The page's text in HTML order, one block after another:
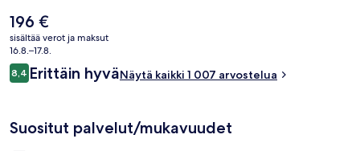
kävelymatkan päässä. Asiakkaat pitävät majoituspaikasta erityisesti
siksi, että se sijaitsee lähellä julkisen liikenteen yhteyksiä: Russell
Squaren metroasema sijaitsee 2 minuutin ja Eustonin metroasema 10
minuutin kävelymatkan päässä.
Nykyinen
hinta
on
196 €
196 €
sisältää verot ja maksut
16.8.–17.8.
Arvostelut
8,48,4 kautta 10.
Erittäin hyväNäytä kaikki 1 007 arvostelua
Suositut palvelut/mukavuudet